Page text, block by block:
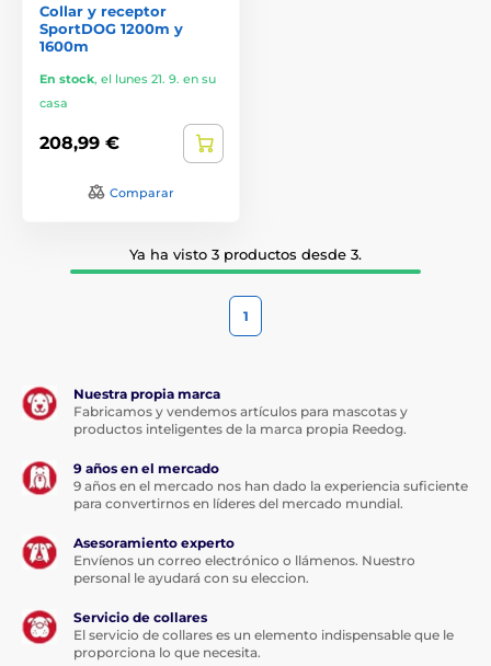
Collar y receptor
SportDOG 1200m y
1600m
En stock, el lunes 21. 9. en su
casa
208,99 €
Comparar
Ya ha visto 3 productos desde 3.
1
Nuestra propia marca
Fabricamos y vendemos artículos para mascotas y
productos inteligentes de la marca propia Reedog.
9 años en el mercado
9 años en el mercado nos han dado la experiencia suficiente
para convertirnos en líderes del mercado mundial.
Asesoramiento experto
Envíenos un correo electrónico o llámenos. Nuestro
personal le ayudará con su eleccion.
Servicio de collares
El servicio de collares es un elemento indispensable que le
proporciona lo que necesita.